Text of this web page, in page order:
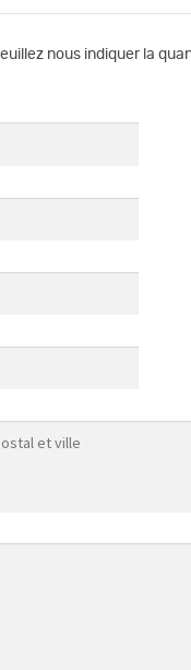
nous indiquer la